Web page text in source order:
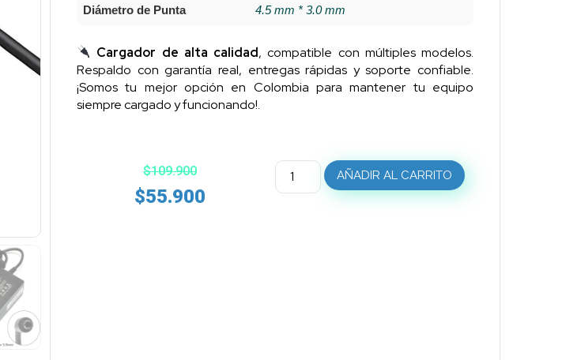
Diámetro de Punta 4.5 mm * 3.0 mm
Cargador de alta calidad, compatible con múltiples modelos.
Respaldo con garantía real, entregas rápidas y soporte confiable.
¡Somos tu mejor opción en Colombia para mantener tu equipo
siempre cargado y funcionando!.
$109.900
$55.900
AÑADIR AL CARRITO